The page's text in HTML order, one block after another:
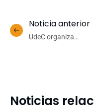
Noticia anterior
UdeC organiza
Noticias